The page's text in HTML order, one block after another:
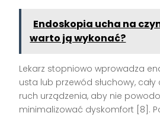
Endoskopia ucha na
warto ją wykonać?
Lekarz stopniowo wprowadza
usta lub przewód słuchowy,
ruch urządzenia, aby nie
minimalizować dyskomfort [8].